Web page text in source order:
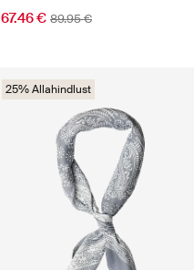
67.46 € 89.95 €
25% Allahindlust